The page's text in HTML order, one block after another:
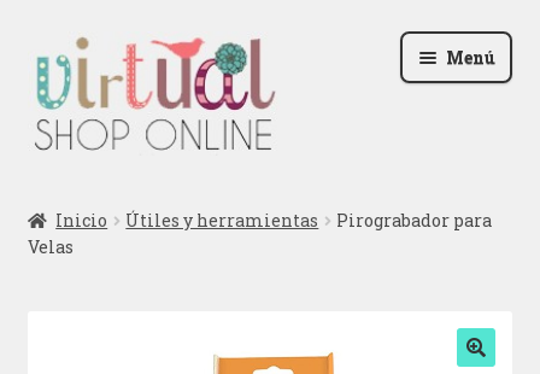
la
navegación
al
contenido
Menú
Podcast
Inicio Útiles y herramientas
Pirograbador para
Velas